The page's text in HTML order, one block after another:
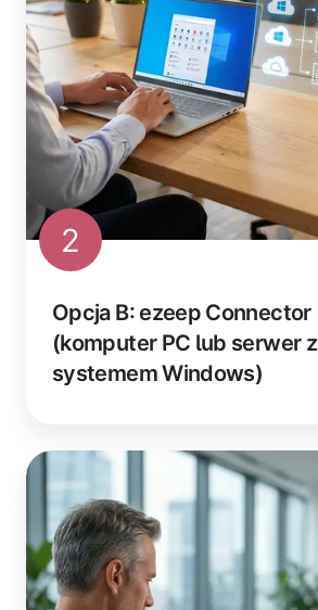
2
Opcja B: ezeep Connector
(komputer PC lub serwer z
systemem Windows)